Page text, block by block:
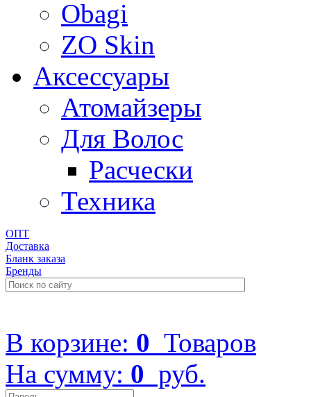
Obagi
ZO Skin
Aксессуары
Атомайзеры
Для Волос
Расчески
Техника
ОПТ
Доставка
Бланк заказа
Бренды
В корзине: 0 Товаров
На сумму: 0 руб.